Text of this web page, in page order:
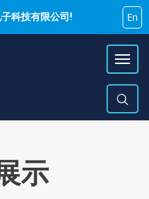
科技有限公司! En
特色工业区
示